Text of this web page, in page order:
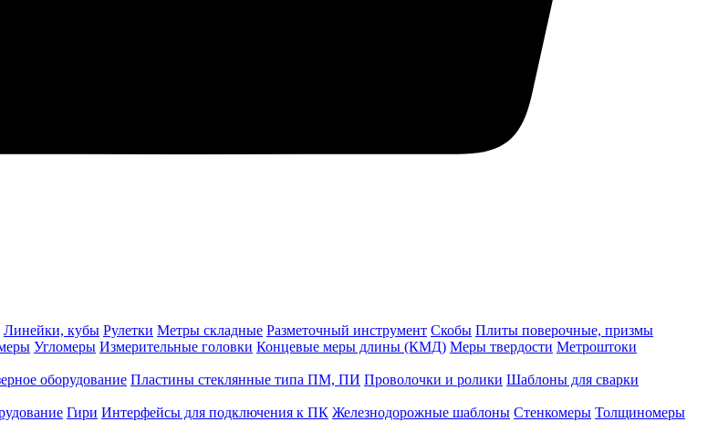
Линейки, кубы Рулетки Метры складные Разметочный инструмент Скобы Плиты поверочные, призмы
Угломеры Измерительные головки Концевые меры длины (КМД) Меры твердости Метроштоки
оборудование Пластины стеклянные типа ПМ, ПИ Проволочки и ролики Шаблоны для сварки
Гири Интерфейсы для подключения к ПК Железнодорожные шаблоны Стенкомеры Толщиномеры